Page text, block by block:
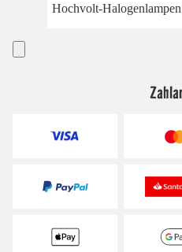
Hochvolt-Halogenlampen